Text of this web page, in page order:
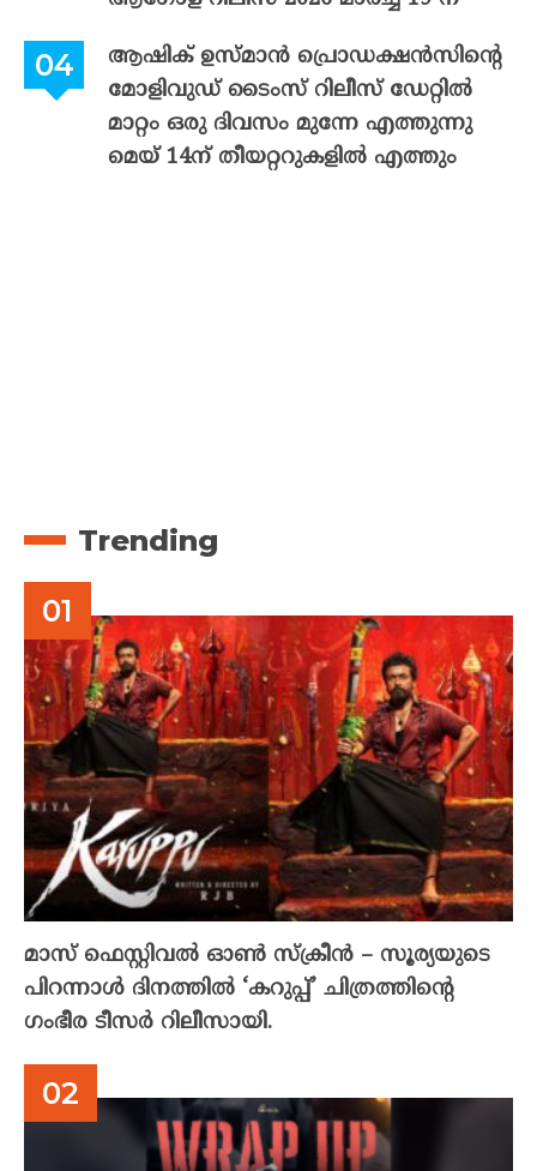
ആഷിക് ഉസ്മാൻ പ്രൊഡക്ഷൻസിന്റെ
മോളിവുഡ് ടൈംസ് റിലീസ് ഡേറ്റിൽ
മാറ്റം ഒരു ദിവസം മുന്നേ എത്തുന്നു
മെയ് 14ന് തീയറ്ററുകളിൽ എത്തും
Trending
മാസ് ഫെസ്റ്റിവൽ ഓൺ സ്‌ക്രീൻ – സൂര്യയുടെ
പിറന്നാൾ ദിനത്തിൽ ‘കറുപ്പ്’ ചിത്രത്തിന്റെ
ഗംഭീര ടീസർ റിലീസായി.